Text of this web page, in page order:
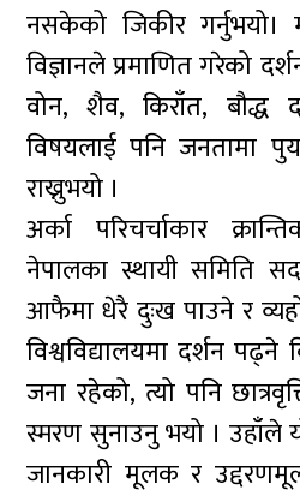
नसकेको जिकीर गर्नुभयो।
विज्ञानले प्रमाणित गरेको
वोन, शैव, किराँत, बौद्ध
विषयलाई पनि जनतामा
राख्नुभयो ।
अर्का परिचर्चाकार
नेपालका स्थायी समिति
आफैमा धेरै दुःख पाउने र
विश्वविद्यालयमा दर्शन पढ्ने
जना रहेको, त्यो पनि
स्मरण सुनाउनु भयो ।
जानकारी मूलक र